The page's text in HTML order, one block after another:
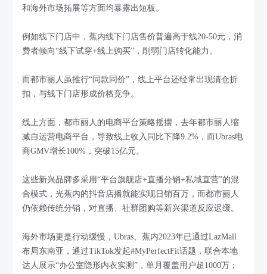
和海外市场拓展等方面均暴露出短板。
例如线下门店中，蕉内线下门店售价普遍高于线20-50元，消
费者倾向“线下试穿+线上购买”，削弱门店转化能力。
而都市丽人虽推行“同款同价”，线上平台还经常出现清仓折
扣，与线下门店形成价格竞争。
线上方面，都市丽人的电商平台策略摇摆，去年都市丽人缩
减自运营电商平台，导致线上收入同比下降9.2%，而Ubras电
商GMV增长100%，突破15亿元。
这些新兴品牌多采用“平台旗舰店+直播分销+私域直营”的混
合模式，光蕉内的抖音店播就能实现日销百万，而都市丽人
仍依赖传统分销，对直播、社群团购等新兴渠道反应迟缓。
海外市场更是行动缓慢，Ubras、蕉内2023年已通过LazMall
布局东南亚，通过TikTok发起#MyPerfectFit话题，联合本地
达人展示“办公室隐形内衣实测”，单月覆盖用户超1000万；